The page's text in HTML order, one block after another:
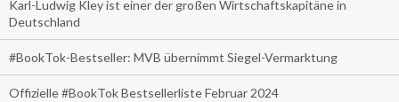
Karl-Ludwig Kley ist einer der großen Wirtschaftskapitäne in
Deutschland
#BookTok-Bestseller: MVB übernimmt Siegel-Vermarktung
Offizielle #BookTok Bestsellerliste Februar 2024